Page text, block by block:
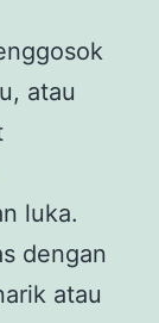
atau
luka.
dengan
atau